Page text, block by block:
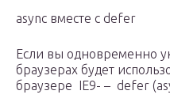
async вместе с defer
Если вы одновременно
браузерах будет
браузере IE9- – defer